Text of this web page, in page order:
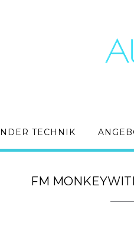
TECHNIK
FM